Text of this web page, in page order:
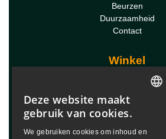
Beurzen
Duurzaamheid
Contact
Winkel
FixChip® Mini
FixChip® Sample
Deze website maakt
gebruik van cookies.
We gebruiken cookies om inhoud en